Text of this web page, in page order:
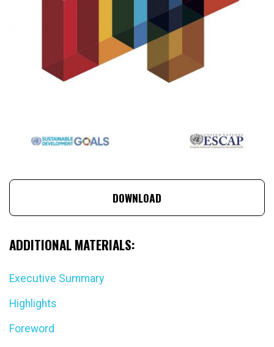
DOWNLOAD
ADDITIONAL MATERIALS:
Executive Summary
Highlights
Foreword